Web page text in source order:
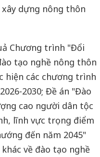
dựng nông thôn
Chương trình "Đổi
tạo nghề nông thôn
hiện các chương trình
2030; Đề án "Đào
cao người dân tộc
lĩnh vực trọng điểm
đến năm 2045"
về đào tạo nghề